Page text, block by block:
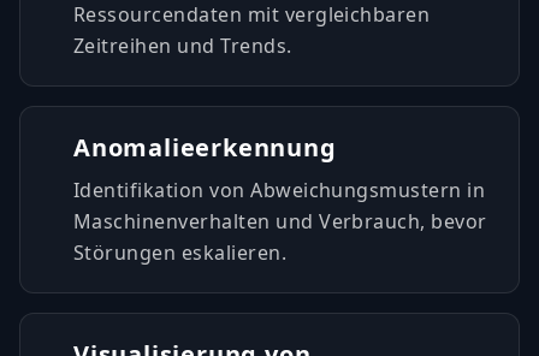
Ressourcendaten mit vergleichbaren
Zeitreihen und Trends.
Anomalieerkennung
Identifikation von Abweichungsmustern in
Maschinenverhalten und Verbrauch, bevor
Störungen eskalieren.